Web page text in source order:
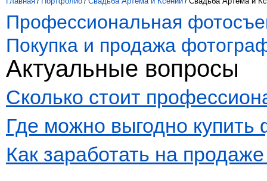
Профессиональная
Покупка и продажа
Актуальные вопросы
Сколько стоит
Где можно выгодно
Как заработать на